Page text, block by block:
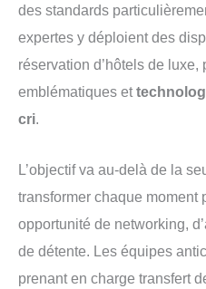
des standards
expertes y déploient des
réservation d’hôtels de
emblématiques et
cri.
L’objectif va au-delà de la
transformer chaque moment
opportunité de networking,
de détente. Les équipes
prenant en charge transfert